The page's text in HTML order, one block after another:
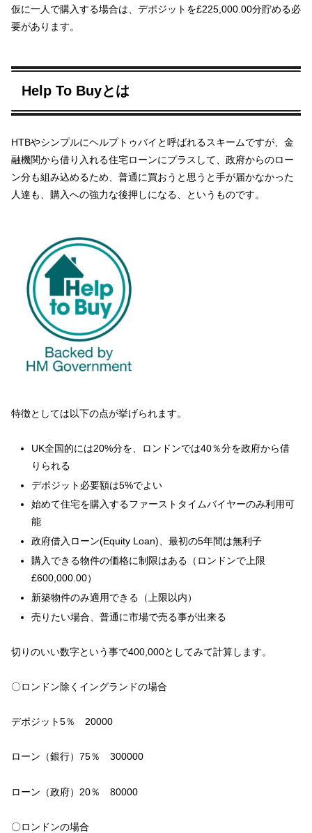
仮に一人で購入する場合は、デポジットを£225,000.00分貯める必
要があります。
Help To Buyとは
HTBやシンプルにヘルプトゥバイと呼ばれるスキームですが、金
融機関から借り入れる住宅ローンにプラスして、政府からのロー
ン分も組み込めるため、普通に買おうと思うと手が届かなかった
人達も、購入への強力な後押しになる、というものです。
特徴としては以下の点が挙げられます。
UK全国的には20%分を、ロンドンでは40％分を政府から借
りられる
デポジット必要額は5%でよい
始めて住宅を購入するファーストタイムバイヤーのみ利用可
能
政府借入ローン(Equity Loan)、最初の5年間は無利子
購入できる物件の価格に制限はある（ロンドンで上限
£600,000.00）
新築物件のみ適用できる（上限以内）
売りたい場合、普通に市場で売る事が出来る
切りのいい数字という事で400,000としてみて計算します。
〇ロンドン除くイングランドの場合
デポジット5％ 20000
ローン（銀行）75％ 300000
ローン（政府）20％ 80000
〇ロンドンの場合